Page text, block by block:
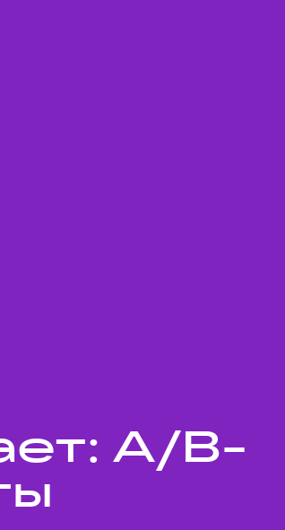
A/B-